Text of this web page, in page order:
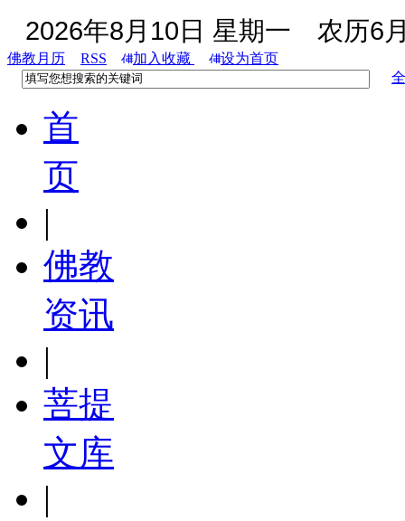
2026年8月10日 星期一 农历6
佛教月历 RSS 加入收藏
设为首页
首
页
|
佛教
资讯
|
菩提
文库
|